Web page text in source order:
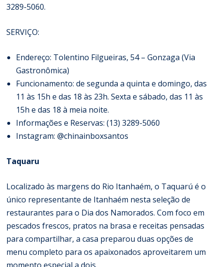
3289-5060.
SERVIÇO:
Endereço: Tolentino Filgueiras, 54 – Gonzaga (Via
Gastronômica)
Funcionamento: de segunda a quinta e domingo, das
11 às 15h e das 18 às 23h. Sexta e sábado, das 11 às
15h e das 18 à meia noite.
Informações e Reservas: (13) 3289-5060
Instagram: @chinainboxsantos
Taquaru
Localizado às margens do Rio Itanhaém, o Taquarú é o
único representante de Itanhaém nesta seleção de
restaurantes para o Dia dos Namorados. Com foco em
pescados frescos, pratos na brasa e receitas pensadas
para compartilhar, a casa preparou duas opções de
menu completo para os apaixonados aproveitarem um